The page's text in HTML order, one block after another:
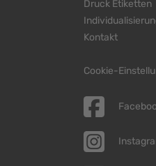
Druck Etiketten
Kontakt
Cookie-